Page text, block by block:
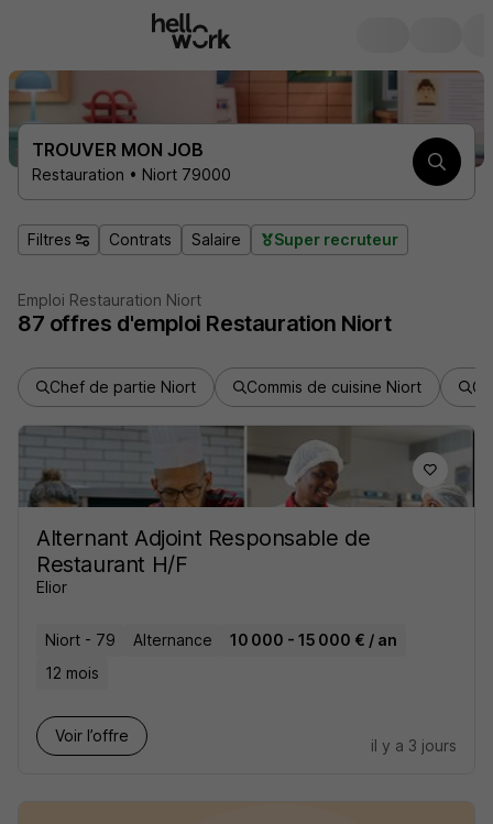
TROUVER MON JOB
Restauration • Niort 79000
Filtres Contrats Salaire Super recruteur
Emploi Restauration Niort
87 offres d'emploi Restauration Niort
Chef de partie Niort Commis de cuisine Niort
Alternant Adjoint Responsable de
Restaurant H/F
Elior
Niort - 79 Alternance
10 000 - 15 000 € / an
12 mois
Voir l’offre
il y a 3 jours